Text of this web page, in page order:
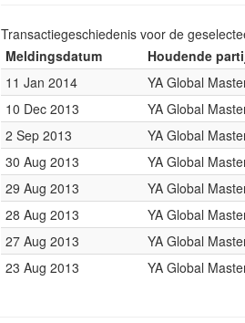
Transactiegeschiedenis voor de
Meldingsdatum
Houdende
11 Jan 2014
YA Global
10 Dec 2013
YA Global
2 Sep 2013
YA Global
30 Aug 2013
YA Global
29 Aug 2013
YA Global
28 Aug 2013
YA Global
27 Aug 2013
YA Global
23 Aug 2013
YA Global